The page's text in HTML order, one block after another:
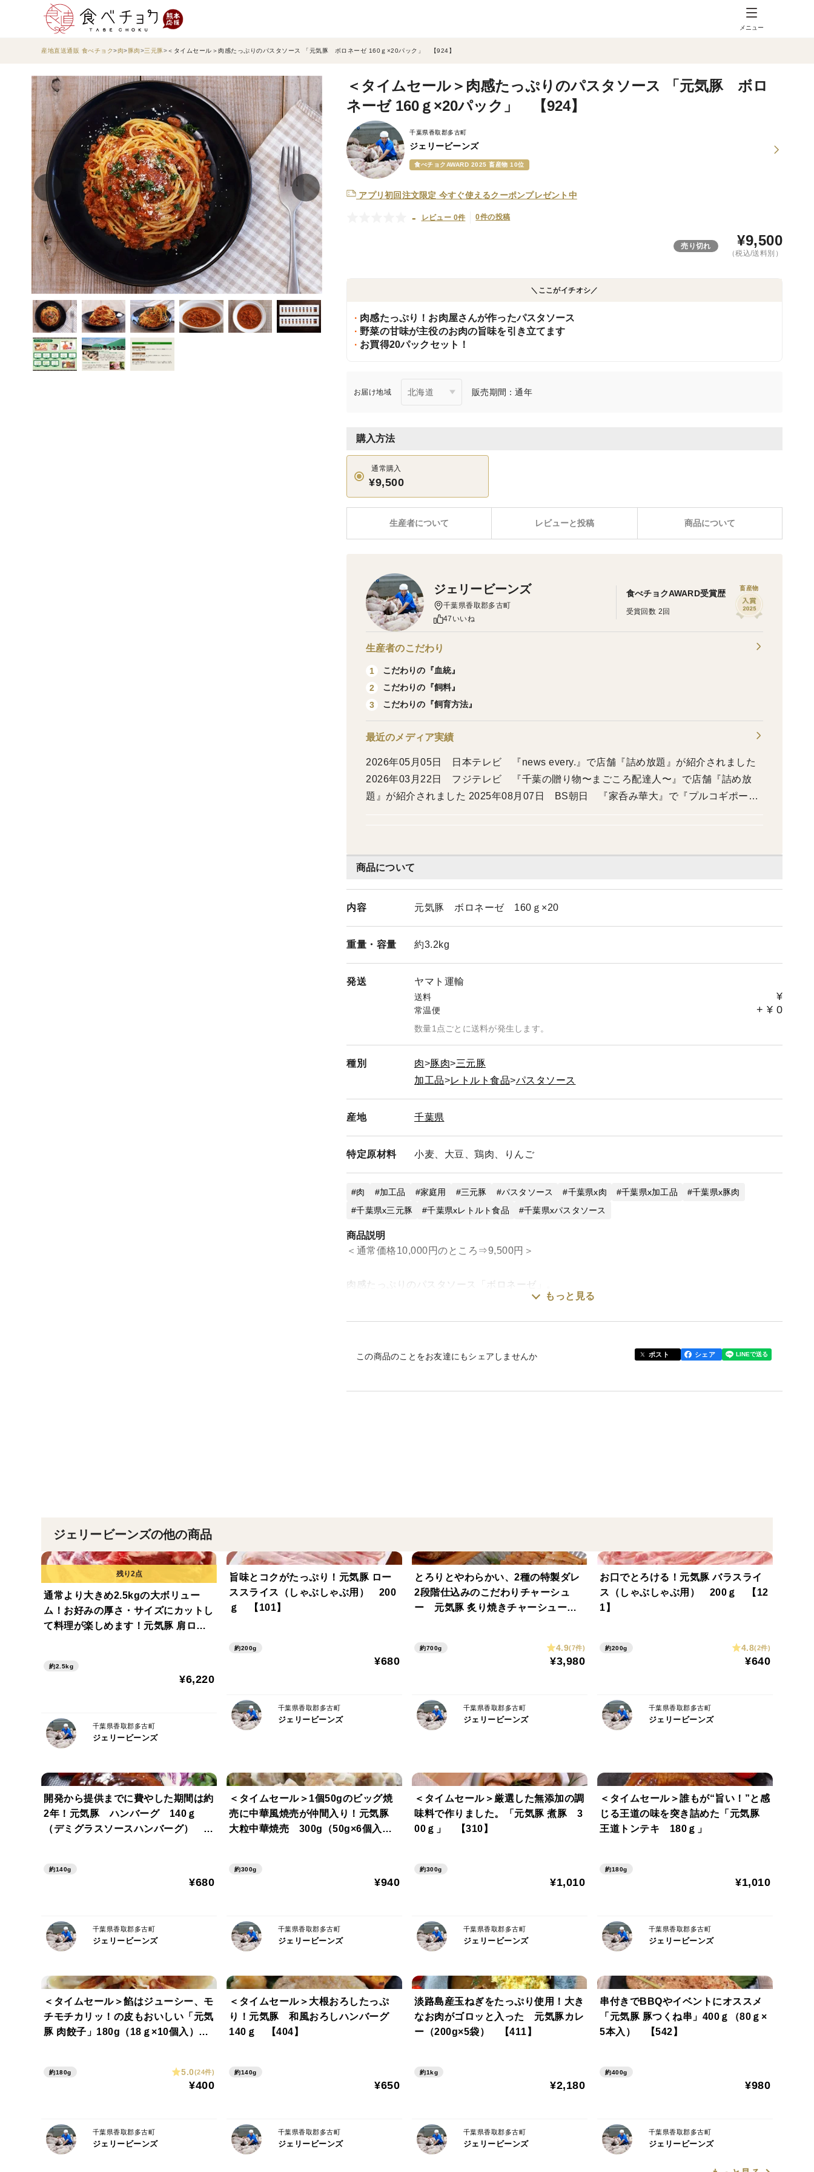
メニュー
産地直送通販 食べチョク 肉 豚肉 三元豚 ＜タイムセール＞肉感たっぷりのパスタソース 「元気豚 ボロネーゼ 160ｇ×20パック」 【924】
＜タイムセール＞肉感たっぷりのパスタソース 「元気豚 ボロ
ネーゼ 160ｇ×20パック」 【924】
千葉県香取郡多古町
ジェリービーンズ
食べチョクAWARD 2025 畜産物 10位
アプリ初回注文限定 今すぐ使えるクーポンプレゼント中
- レビュー 0件 0件の投稿
売り切れ ¥9,500
（税込/送料別）
＼ここがイチオシ／
肉感たっぷり！お肉屋さんが作ったパスタソース
野菜の甘味が主役のお肉の旨味を引き立てます
お買得20パックセット！
お届け地域 販売期間：通年
購入方法
通常購入
¥9,500
レビューと投稿 商品について
生産者について
商品について
内容 元気豚 ボロネーゼ 160ｇ×20
重量・ 容量 約3.2kg
発送 ヤマト運輸
送料 ¥
常温便 + ¥ 0
数量1点ごとに送料が発生します。
種別 肉 豚肉
三元豚
加工品
レトルト食品 パスタソース
産地 千葉県
特定原材料 小麦、大豆、鶏肉、りんご
肉 加工品 家庭用 三元豚 パスタソース 千葉県x肉 千葉県x加工品
千葉県x豚肉
千葉県x三元豚
千葉県xレトルト食品 千葉県xパスタソース
商品説明
＜通常価格10,000円のところ⇒9,500円＞
肉感たっぷりのパスタソース「ボロネーゼ」。
お肉を味わう、ボリューム感のあるパスタソースです。
そこにトマト・赤ワイン・香辛料を加え、どなたにでも喜んでいただける、
豆・豚肉・りんごを含む）
【栄養成分表示（100gあたり）】
脂質：9.5g
※サンプル品分析による推定値
中袋の封を切らず袋のまま、沸騰したお湯に入れ、約5分温め、器に移してお召し上がりくださ
い。
※加熱直後は大変熱くなっておりますので、お取扱いは十分注意してください。
2026年9月11日（別途パッケージに記載）
直射日光、高温多湿を避けて常温で保存してください。
ヤマト運輸
【熨斗・包装】
シール熨斗対応可、ラッピング等の包装はできません
※調理画像は調理例となります。
もっと見る
この商品のことをお友達にもシェアしませんか ポスト シェア
ジェリービーンズ
千葉県香取郡多古町
47いいね
食べチョクAWARD受賞歴
受賞回数 2回
畜産物
生産者のこだわり
1
こだわりの『血統』
2
こだわりの『飼料』
3
こだわりの『飼育方法』
最近のメディア実績
2026年05月05日 日本テレビ 『news every.』で店舗『詰め放題』が紹介されました
2026年03月22日 フジテレビ 『千葉の贈り物〜まごころ配達人〜』で店舗『詰め放
題』が紹介されました 2025年08月07日 BS朝日 『家呑み華大』で『プルコギポー
放題』が紹介されました 2024年07月 テレビ東京 『よじごじDays』で店舗『詰め放
ました 2023年12月 フジテレビ 『ウワサのお客様』で紹介されました 2019年11月
ビ 『Live News it！』で紹介されました 2016年06月 テレビ東京 『L4YOU！』で紹
介されました 2015年04月 テレビ朝日 『スーパーJチャンネル』で紹介されました 20
05年05月 NHK 『たべもの新世紀』で紹介されました
ジェリービーンズの他の商品
通常より大きめ2.5kgの大ボリュー
ム！お好みの厚さ・サイズにカットし
て料理が楽しめます！元気豚 肩ロー
約2.5kg
¥6,220
千葉県香取郡多古町
ジェリービーンズ
旨味とコクがたっぷり！元気豚 ロー
ススライス（しゃぶしゃぶ用） 200
ｇ 【101】
約200g
¥680
千葉県香取郡多古町
ジェリービーンズ
とろりとやわらかい、2種の特製ダレ
2段階仕込みのこだわりチャーシュ
ー 元気豚 炙り焼きチャーシュー
約700g 4.9(7件)
¥3,980
千葉県香取郡多古町
ジェリービーンズ
お口でとろける！元気豚 バラスライ
ス（しゃぶしゃぶ用） 200ｇ 【12
1】
約200g 4.8(2件)
¥640
千葉県香取郡多古町
ジェリービーンズ
開発から提供までに費やした期間は約
2年！元気豚 ハンバーグ 140ｇ
（デミグラスソースハンバーグ）
約140g
¥680
千葉県香取郡多古町
ジェリービーンズ
＜タイムセール＞1個50gのビッグ焼
売に中華風焼売が仲間入り！元気豚
大粒中華焼売 300g（50g×6個入）
約300g
¥940
千葉県香取郡多古町
ジェリービーンズ
＜タイムセール＞厳選した無添加の調
味料で作りました。「元気豚 煮豚 3
00ｇ」 【310】
約300g
¥1,010
千葉県香取郡多古町
ジェリービーンズ
＜タイムセール＞誰もが“旨い！”と感
じる王道の味を突き詰めた「元気豚
王道トンテキ 180ｇ」
約180g
¥1,010
千葉県香取郡多古町
ジェリービーンズ
＜タイムセール＞餡はジューシー、モ
チモチカリッ！の皮もおいしい「元気
豚 肉餃子」180g（18ｇ×10個入）
約180g 5.0(24件)
¥400
千葉県香取郡多古町
ジェリービーンズ
＜タイムセール＞大根おろしたっぷ
り！元気豚 和風おろしハンバーグ
140ｇ 【404】
約140g
¥650
千葉県香取郡多古町
ジェリービーンズ
淡路島産玉ねぎをたっぷり使用！大き
なお肉がゴロッと入った 元気豚カレ
ー（200g×5袋） 【411】
約1kg
¥2,180
千葉県香取郡多古町
ジェリービーンズ
串付きでBBQやイベントにオススメ
「元気豚 豚つくね串」400ｇ（80ｇ×
5本入） 【542】
約400g
¥980
千葉県香取郡多古町
ジェリービーンズ